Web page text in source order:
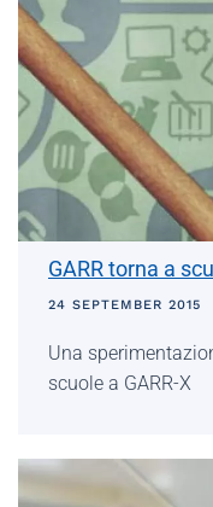
GARR torna a
24 SEPTEMBER 2015
Una
scuole a GARR-X